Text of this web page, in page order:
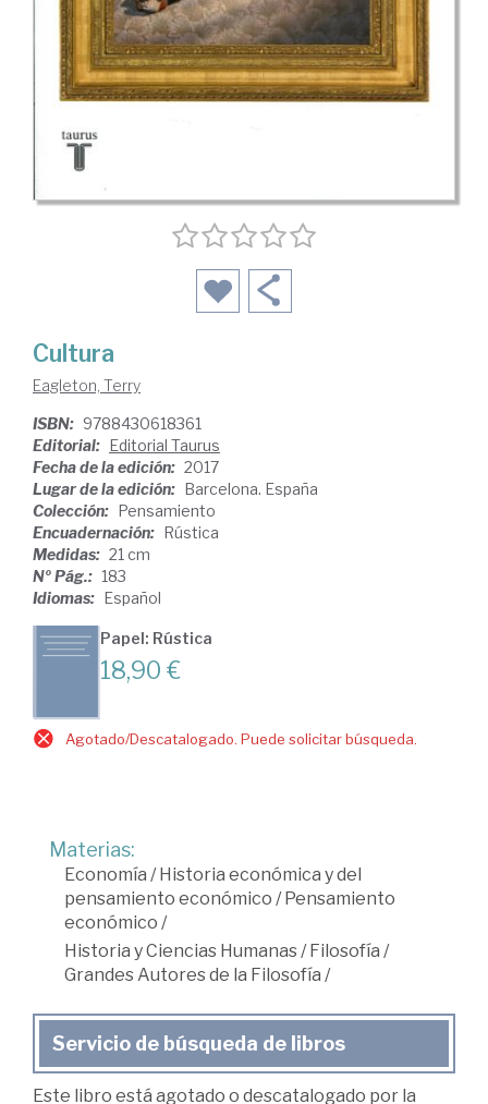
Cultura
Eagleton, Terry
ISBN: 9788430618361
Editorial: Editorial Taurus
Fecha de la edición: 2017
Lugar de la edición: Barcelona. España
Colección: Pensamiento
Encuadernación: Rústica
Medidas: 21 cm
Nº Pág.: 183
Idiomas: Español
Papel: Rústica
18,90 €
Agotado/Descatalogado. Puede solicitar búsqueda.
Materias:
Economía /Historia económica y del
pensamiento económico /Pensamiento
económico /
Historia y Ciencias Humanas /Filosofía /
Grandes Autores de la Filosofía /
Servicio de búsqueda de libros
Este libro está agotado o descatalogado por la